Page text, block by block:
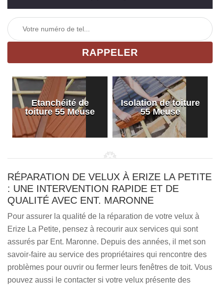
Etanchéité de
toiture 55 Meuse
Isolation de toiture
55 Meuse
RÉPARATION DE VELUX À ERIZE LA PETITE
: UNE INTERVENTION RAPIDE ET DE
QUALITÉ AVEC ENT. MARONNE
Pour assurer la qualité de la réparation de votre velux à
Erize La Petite, pensez à recourir aux services qui sont
assurés par Ent. Maronne. Depuis des années, il met son
savoir-faire au service des propriétaires qui rencontre des
problèmes pour ouvrir ou fermer leurs fenêtres de toit. Vous
pouvez aussi le contacter si votre velux présente des